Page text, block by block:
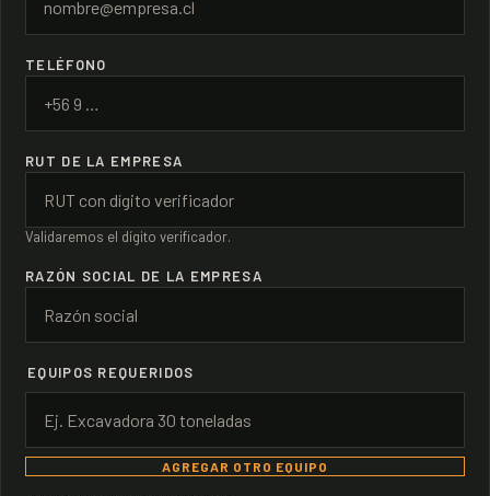
TELÉFONO
RUT DE LA EMPRESA
Validaremos el dígito verificador.
RAZÓN SOCIAL DE LA EMPRESA
EQUIPOS REQUERIDOS
AGREGAR OTRO EQUIPO